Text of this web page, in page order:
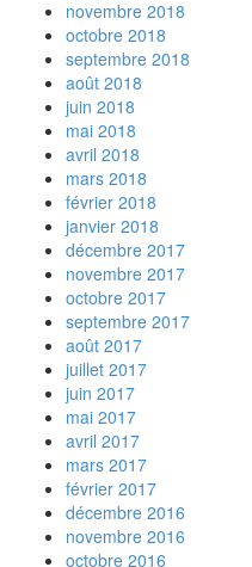
novembre 2018
octobre 2018
septembre 2018
août 2018
juin 2018
mai 2018
avril 2018
mars 2018
février 2018
janvier 2018
décembre 2017
novembre 2017
octobre 2017
septembre 2017
août 2017
juillet 2017
juin 2017
mai 2017
avril 2017
mars 2017
février 2017
décembre 2016
novembre 2016
octobre 2016